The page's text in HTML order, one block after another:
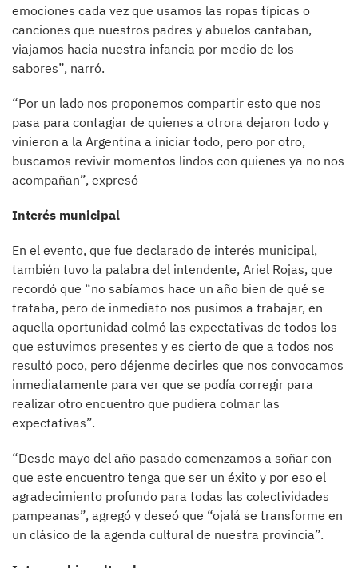
emociones cada vez que usamos las ropas típicas o
canciones que nuestros padres y abuelos cantaban,
viajamos hacia nuestra infancia por medio de los
sabores”, narró.
“Por un lado nos proponemos compartir esto que nos
pasa para contagiar de quienes a otrora dejaron todo y
vinieron a la Argentina a iniciar todo, pero por otro,
buscamos revivir momentos lindos con quienes ya no nos
acompañan”, expresó
Interés municipal
En el evento, que fue declarado de interés municipal,
también tuvo la palabra del intendente, Ariel Rojas, que
recordó que “no sabíamos hace un año bien de qué se
trataba, pero de inmediato nos pusimos a trabajar, en
aquella oportunidad colmó las expectativas de todos los
que estuvimos presentes y es cierto de que a todos nos
resultó poco, pero déjenme decirles que nos convocamos
inmediatamente para ver que se podía corregir para
realizar otro encuentro que pudiera colmar las
expectativas”.
“Desde mayo del año pasado comenzamos a soñar con
que este encuentro tenga que ser un éxito y por eso el
agradecimiento profundo para todas las colectividades
pampeanas”, agregó y deseó que “ojalá se transforme en
un clásico de la agenda cultural de nuestra provincia”.